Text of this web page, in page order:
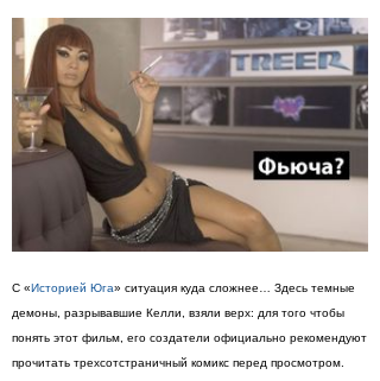
С «Историей Юга» ситуация куда сложнее… Здесь темные
демоны, разрывавшие Келли, взяли верх: для того чтобы
понять этот фильм, его создатели официально рекомендуют
прочитать трехсотстраничный комикс перед просмотром.